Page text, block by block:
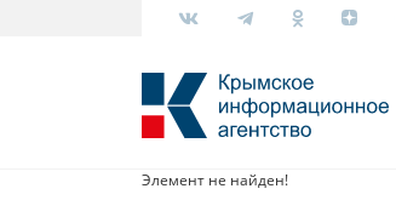
Элемент не найден!